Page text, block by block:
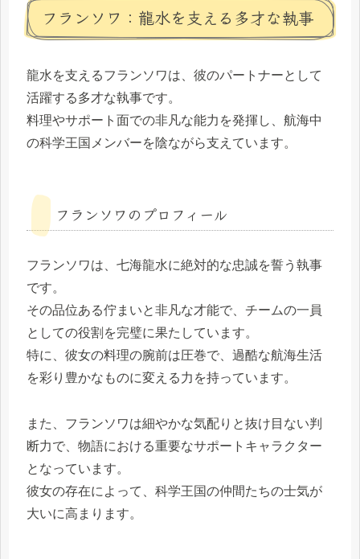
フランソワ：龍水を支える多才な執事
龍水を支えるフランソワは、彼のパートナーとして
活躍する多才な執事です。
料理やサポート面での非凡な能力を発揮し、航海中
の科学王国メンバーを陰ながら支えています。
フランソワのプロフィール
フランソワは、七海龍水に絶対的な忠誠を誓う執事
です。
その品位ある佇まいと非凡な才能で、チームの一員
としての役割を完璧に果たしています。
特に、彼女の料理の腕前は圧巻で、過酷な航海生活
を彩り豊かなものに変える力を持っています。
また、フランソワは細やかな気配りと抜け目ない判
断力で、物語における重要なサポートキャラクター
となっています。
彼女の存在によって、科学王国の仲間たちの士気が
大いに高まります。